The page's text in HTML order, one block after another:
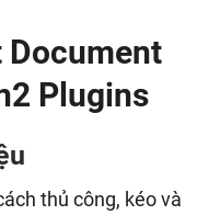
Document
Plugins
thủ công, kéo và